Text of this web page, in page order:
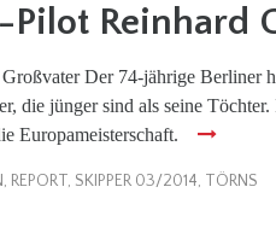
Pilot Reinhard
Großvater Der 74-jährige Berliner
die jünger sind als seine
Europameisterschaft.
, REPORT, SKIPPER 03/2014, TÖRNS